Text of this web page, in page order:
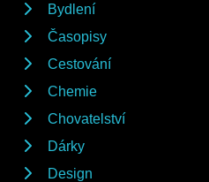
Bydlení
Časopisy
Cestování
Chemie
Chovatelství
Dárky
Design